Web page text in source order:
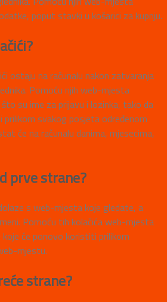
poput stavki u košarici za kupnju.
ostaju na računalu nakon zatvaranja
Pomoću njih web-mjesta
su ime za prijavu i lozinka, tako da
svakog posjeta određenom
će na računalu danima, mjesecima,
prve strane?
s web-mjesta koje gledate, a
Pomoću tih kolačića web-mjesta
će ponovo koristiti prilikom
mjestu.
strane?